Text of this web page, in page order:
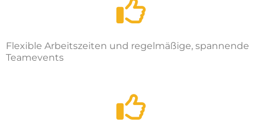
Flexible Arbeitszeiten und regelmäßige, spannende
Teamevents